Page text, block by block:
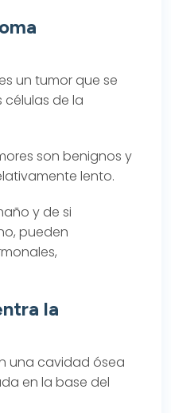
un tumor que se
células de la
son benignos y
lento.
y de si
pueden
la
una cavidad ósea
en la base del